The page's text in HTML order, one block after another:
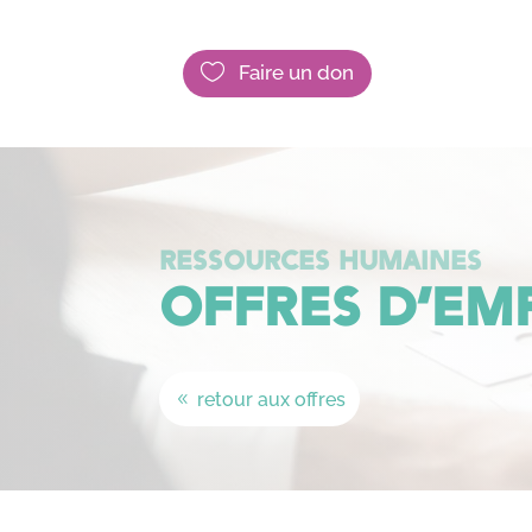
 Faire un don
RESSOURCES HUMAINES
OFFRES
retour aux offres